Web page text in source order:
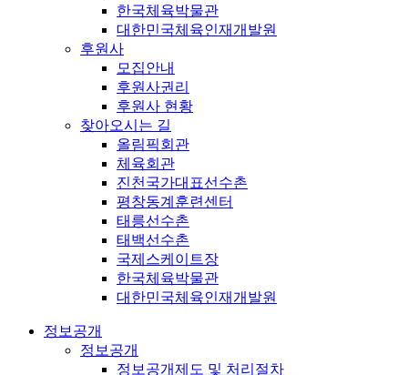
한국체육박물관
대한민국체육인재개발원
후원사
모집안내
후원사권리
후원사 현황
찾아오시는 길
올림픽회관
체육회관
진천국가대표선수촌
평창동계훈련센터
태릉선수촌
태백선수촌
국제스케이트장
한국체육박물관
대한민국체육인재개발원
정보공개
정보공개
정보공개제도 및 처리절차